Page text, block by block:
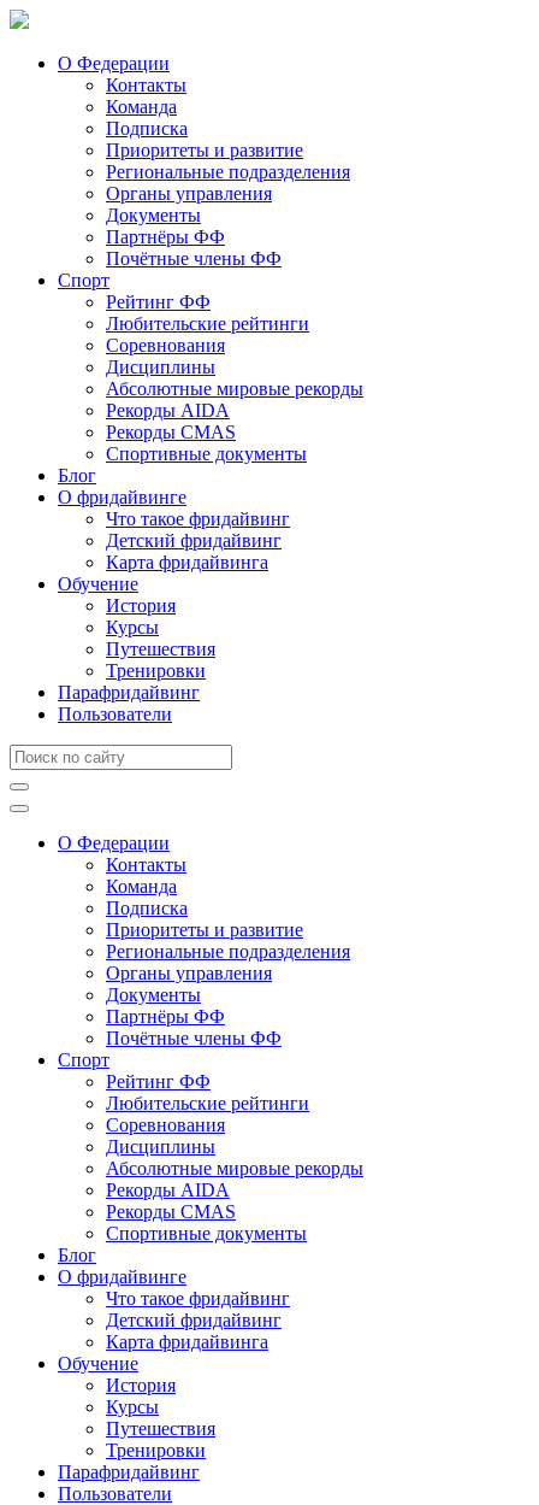
О Федерации
Контакты
Команда
Подписка
Приоритеты и развитие
Региональные подразделения
Органы управления
Документы
Партнёры ФФ
Почётные члены ФФ
Спорт
Рейтинг ФФ
Любительские рейтинги
Соревнования
Дисциплины
Абсолютные мировые рекорды
Рекорды AIDA
Рекорды CMAS
Спортивные документы
Блог
О фридайвинге
Что такое фридайвинг
Детский фридайвинг
Карта фридайвинга
Обучение
История
Курсы
Путешествия
Тренировки
Парафридайвинг
Пользователи
О Федерации
Контакты
Команда
Подписка
Приоритеты и развитие
Региональные подразделения
Органы управления
Документы
Партнёры ФФ
Почётные члены ФФ
Спорт
Рейтинг ФФ
Любительские рейтинги
Соревнования
Дисциплины
Абсолютные мировые рекорды
Рекорды AIDA
Рекорды CMAS
Спортивные документы
Блог
О фридайвинге
Что такое фридайвинг
Детский фридайвинг
Карта фридайвинга
Обучение
История
Курсы
Путешествия
Тренировки
Парафридайвинг
Пользователи